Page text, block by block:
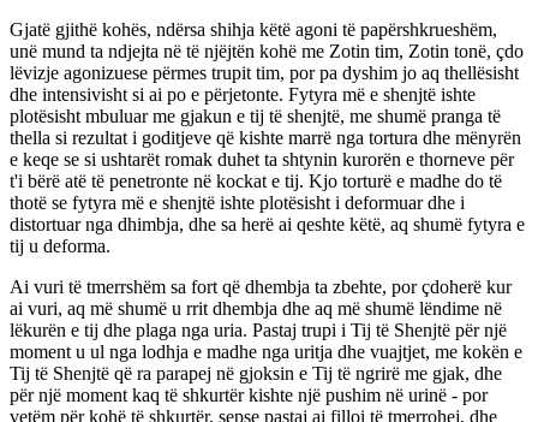
Gjatë gjithë kohës, ndërsa shihja këtë agoni të papërshkrueshëm,
unë mund ta ndjejta në të njëjtën kohë me Zotin tim, Zotin tonë, çdo
lëvizje agonizuese përmes trupit tim, por pa dyshim jo aq thellësisht
dhe intensivisht si ai po e përjetonte. Fytyra më e shenjtë ishte
plotësisht mbuluar me gjakun e tij të shenjtë, me shumë pranga të
thella si rezultat i goditjeve që kishte marrë nga tortura dhe mënyrën
e keqe se si ushtarët romak duhet ta shtynin kurorën e thorneve për
t'i bërë atë të penetronte në kockat e tij. Kjo torturë e madhe do të
thotë se fytyra më e shenjtë ishte plotësisht i deformuar dhe i
distortuar nga dhimbja, dhe sa herë ai qeshte këtë, aq shumë fytyra e
tij u deforma.
Ai vuri të tmerrshëm sa fort që dhembja ta zbehte, por çdoherë kur
ai vuri, aq më shumë u rrit dhembja dhe aq më shumë lëndime në
lëkurën e tij dhe plaga nga uria. Pastaj trupi i Tij të Shenjtë për një
moment u ul nga lodhja e madhe nga uritja dhe vuajtjet, me kokën e
Tij të Shenjtë që ra parapej në gjoksin e Tij të ngrirë me gjak, dhe
për një moment kaq të shkurtër kishte një pushim në urinë - por
vetëm për kohë të shkurtër, sepse pastaj ai filloi të tmerrohej, dhe